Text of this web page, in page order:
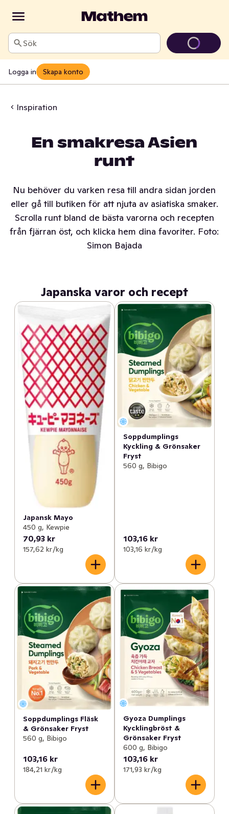
Sök
Logga in Skapa konto
Inspiration
En smakresa Asien
runt
Nu behöver du varken resa till andra sidan jorden
eller gå till butiken för att njuta av asiatiska smaker.
Scrolla runt bland de bästa varorna och recepten
från fjärran öst, och klicka hem dina favoriter. Foto:
Simon Bajada
Japanska varor och recept
Japansk Mayo
450 g, Kewpie
70,93 kr
157,62 kr /kg
Soppdumplings
Kyckling & Grönsaker
Fryst
560 g, Bibigo
103,16 kr
103,16 kr /kg
Soppdumplings Fläsk
& Grönsaker Fryst
560 g, Bibigo
103,16 kr
184,21 kr /kg
Gyoza Dumplings
Kycklingbröst &
Grönsaker Fryst
600 g, Bibigo
103,16 kr
171,93 kr /kg